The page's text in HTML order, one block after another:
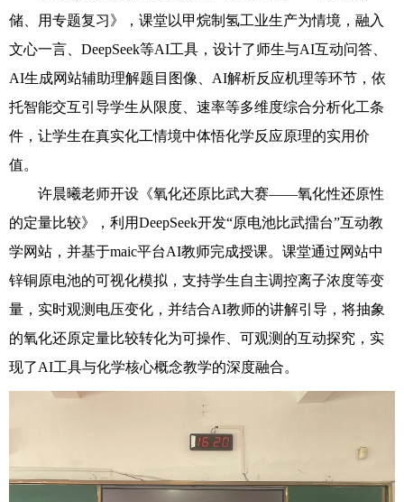
储、用专题复习》，课堂以甲烷制氢工业生产为情境，融入
文心一言、DeepSeek等AI工具，设计了师生与AI互动问答、
AI生成网站辅助理解题目图像、AI解析反应机理等环节，依
托智能交互引导学生从限度、速率等多维度综合分析化工条
件，让学生在真实化工情境中体悟化学反应原理的实用价
值。
许晨曦老师开设《氧化还原比武大赛——氧化性还原性
的定量比较》，利用DeepSeek开发“原电池比武擂台”互动教
学网站，并基于maic平台AI教师完成授课。课堂通过网站中
锌铜原电池的可视化模拟，支持学生自主调控离子浓度等变
量，实时观测电压变化，并结合AI教师的讲解引导，将抽象
的氧化还原定量比较转化为可操作、可观测的互动探究，实
现了AI工具与化学核心概念教学的深度融合。